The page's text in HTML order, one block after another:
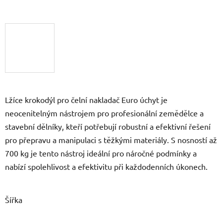
Lžíce krokodýl pro čelní nakladač Euro úchyt je
neocenitelným nástrojem pro profesionální zemědělce a
stavební dělníky, kteří potřebují robustní a efektivní řešení
pro přepravu a manipulaci s těžkými materiály. S nosností až
700 kg je tento nástroj ideální pro náročné podmínky a
nabízí spolehlivost a efektivitu při každodenních úkonech.
Šířka